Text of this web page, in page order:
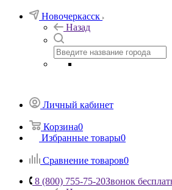
Новочеркасск
Назад
Личный кабинет
Корзина0
Избранные товары0
Сравнение товаров0
8 (800) 755-75-20Звонок